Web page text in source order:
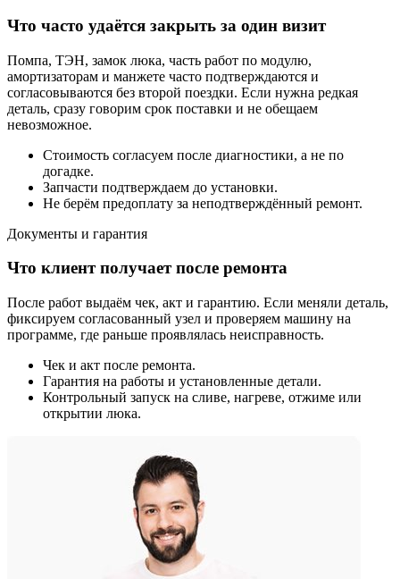
Что часто удаётся закрыть за один визит
Помпа, ТЭН, замок люка, часть работ по модулю,
амортизаторам и манжете часто подтверждаются и
согласовываются без второй поездки. Если нужна редкая
деталь, сразу говорим срок поставки и не обещаем
невозможное.
Стоимость согласуем после диагностики, а не по
догадке.
Запчасти подтверждаем до установки.
Не берём предоплату за неподтверждённый ремонт.
Документы и гарантия
Что клиент получает после ремонта
После работ выдаём чек, акт и гарантию. Если меняли деталь,
фиксируем согласованный узел и проверяем машину на
программе, где раньше проявлялась неисправность.
Чек и акт после ремонта.
Гарантия на работы и установленные детали.
Контрольный запуск на сливе, нагреве, отжиме или
открытии люка.